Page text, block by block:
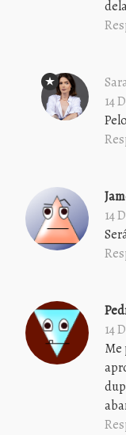
14
14
14
Me